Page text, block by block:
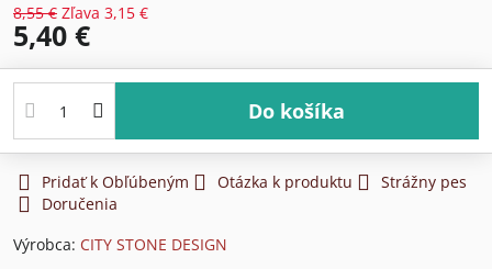
8,55 € Zľava 3,15 €
5,40 €
Do košíka
Pridať k Obľúbeným Otázka k produktu
Strážny pes
Doručenia
Výrobca: CITY STONE DESIGN